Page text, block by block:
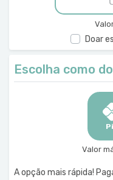
Doar
Escolha como
Valor
A opção mais rápida!